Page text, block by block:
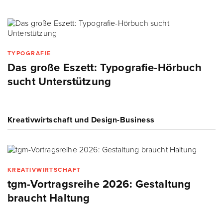
TYPOGRAFIE
Das große Eszett: Typografie-Hörbuch
sucht Unterstützung
Kreativwirtschaft und Design-Business
KREATIVWIRTSCHAFT
tgm-Vortragsreihe 2026: Gestaltung
braucht Haltung